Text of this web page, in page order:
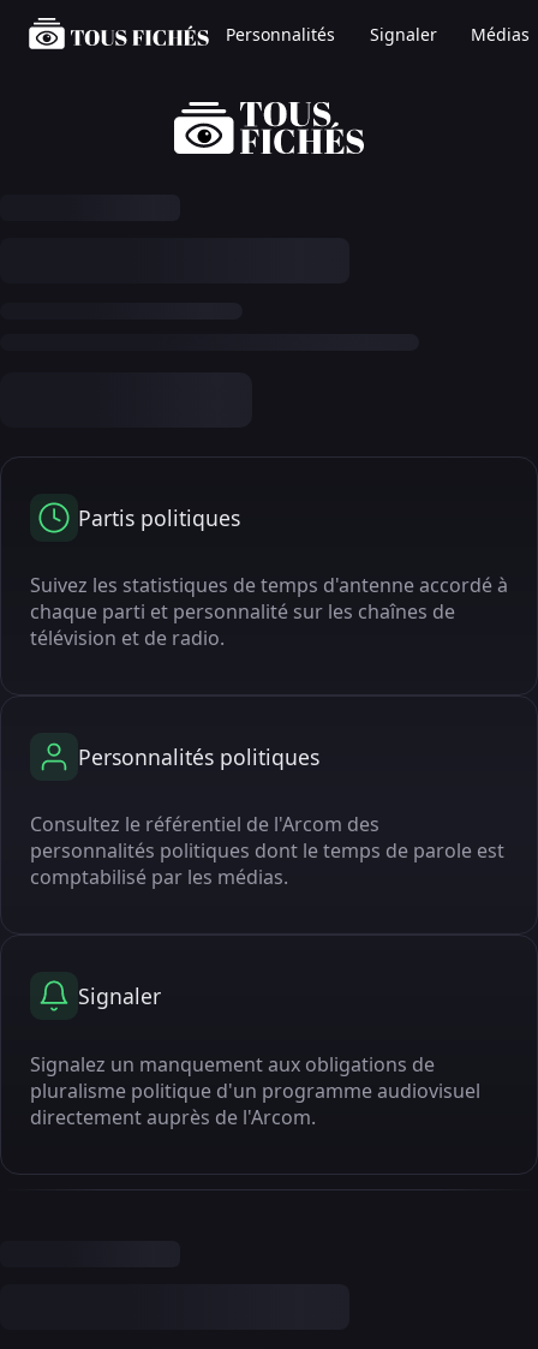
Personnalités Signaler Médias
Partis politiques
Suivez les statistiques de temps d'antenne accordé à
chaque parti et personnalité sur les chaînes de
télévision et de radio.
Personnalités politiques
Consultez le référentiel de l'Arcom des
personnalités politiques dont le temps de parole est
comptabilisé par les médias.
Signaler
Signalez un manquement aux obligations de
pluralisme politique d'un programme audiovisuel
directement auprès de l'Arcom.